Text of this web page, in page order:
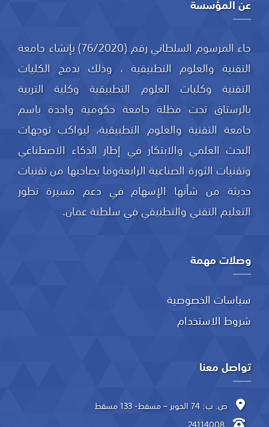
عن المؤسسة
جاء المرسوم السلطاني رقم (76/2020) بإنشاء جامعة
التقنية والعلوم التطبيقية ، وذلك بدمج الكليات
التقنية وكليات العلوم التطبيقية وكلية التربية
بالرستاق تحت مظلة جامعة حكومية واحدة باسم
جامعة التقنية والعلوم التطبيقية، ليواكب توجهات
البحث العلمي والابتكار في إطار الذكاء الاصطناعي
وتقنيات الثورة الصناعية الرابعةوما يصاحبها من تقنيات
حديثة من شأنها الإسهام في دعم مسيرة تطور
التعليم التقني والتطبيقي في سلطنة عمان.
وصلات مهمة
سياسات الخصوصية
شروط الاستخدام
تواصل معنا
ص. ب: 74 الخوير – مسقط- 133 مسقط